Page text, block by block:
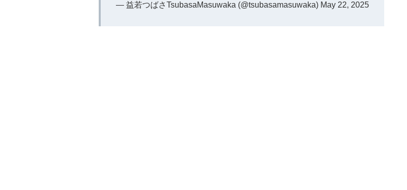
— 益若つばさTsubasaMasuwaka (@tsubasamasuwaka) May 22, 2025